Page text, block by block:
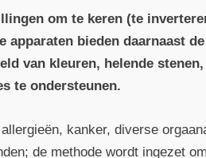
om te keren (te
bieden daarnaast
van kleuren, helende
te ondersteunen.
kanker, diverse
de methode wordt ingezet